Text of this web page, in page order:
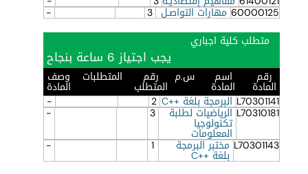
60000125 مهارات التواصـل 3
-
متطلب كلية اجباري
يجب اجتياز 6 ساعة بنجاح
رقم
المادة
اسم
المادة
س.م رقم
المتطلب
المتطلبات وصف
المادة
L70301141 البرمجة بلغة ++C 2
-
L70310181 الرياضيات لطلبة
تكنولوجيا
المعلومات
3
-
L70301143 مختبر البرمجة
بلغة ++C
1
-